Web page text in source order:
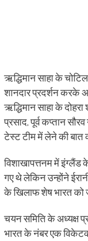
ऋद्धिमान साहा के
शानदार प्रदर्शन करके
ऋद्धिमान साहा के
प्रसाद, पूर्व कप्तान
टेस्ट टीम में लेने की बात
विशाखापत्तनम में इंग्लैंड
गए थे लेकिन उन्होंने
के खिलाफ शेष भारत को
चयन समिति के अध्यक्ष
भारत के नंबर एक